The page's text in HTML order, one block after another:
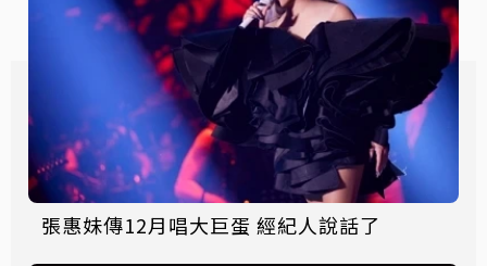
張惠妹傳12月唱大巨蛋 經紀人說話了